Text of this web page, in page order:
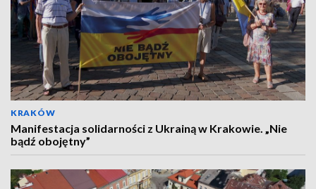
KRAKÓW
Manifestacja solidarności z Ukrainą w Krakowie. „Nie
bądź obojętny”